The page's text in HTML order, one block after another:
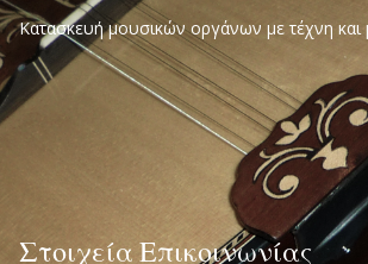
Κατασκευή μουσικών οργάνων με τέχνη και
Στοιχεία Επικοινωνίας